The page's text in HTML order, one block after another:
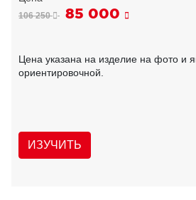
106 250 85 000
Цена указана на изделие на фото и
ориентировочной.
ИЗУЧИТЬ